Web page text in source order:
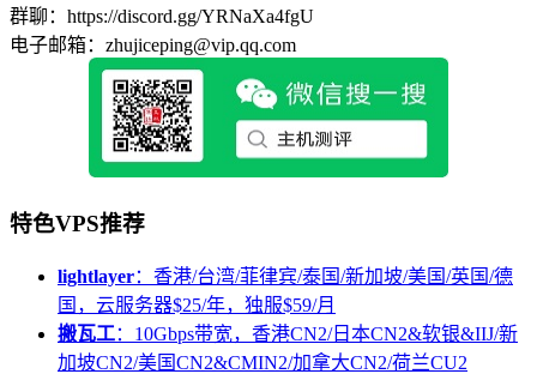
群聊：https://discord.gg/YRNaXa4fgU
电子邮箱：zhujiceping@vip.qq.com
特色VPS推荐
lightlayer：香港/台湾/菲律宾/泰国/新加坡/美国/英国/德
国，云服务器$25/年，独服$59/月
搬瓦工：10Gbps带宽，香港CN2/日本CN2&软银&IIJ/新
加坡CN2/美国CN2&CMIN2/加拿大CN2/荷兰CU2